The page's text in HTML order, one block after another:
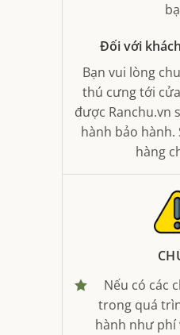
Đối với
Bạn vui lòng
thú cưng tới
được Ranchu.vn
hành bảo hành.
hàng
Nếu có các
trong quá
hành như phí